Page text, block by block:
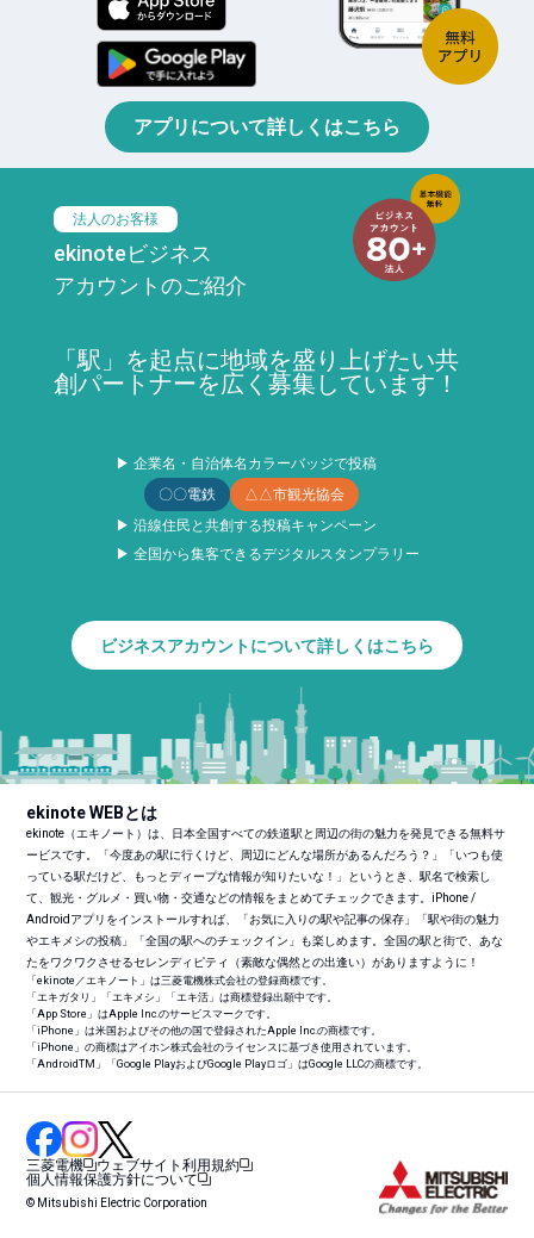
アプリについて詳しくはこちら
法人のお客様
ekinoteビジネス
アカウントのご紹介
「駅」を起点に地域を盛り上げたい共
創パートナーを広く募集しています！
▶ 企業名・自治体名カラーバッジで投稿
〇〇電鉄
△△市観光協会
▶ 沿線住民と共創する投稿キャンペーン
▶ 全国から集客できるデジタルスタンプラリー
ビジネスアカウントについて詳しくはこちら
ekinote WEBとは
ekinote（エキノート）は、日本全国すべての鉄道駅と周辺の街の魅力を発見できる無料サ
ービスです。「今度あの駅に行くけど、周辺にどんな場所があるんだろう？」「いつも使
っている駅だけど、もっとディープな情報が知りたいな！」というとき、駅名で検索し
て、観光・グルメ・買い物・交通などの情報をまとめてチェックできます。iPhone /
Androidアプリをインストールすれば、「お気に入りの駅や記事の保存」「駅や街の魅力
やエキメシの投稿」「全国の駅へのチェックイン」も楽しめます。全国の駅と街で、あな
たをワクワクさせるセレンディピティ（素敵な偶然との出逢い）がありますように！
「ekinote／エキノート」は三菱電機株式会社の登録商標です。
「エキガタリ」「エキメシ」「エキ活」は商標登録出願中です。
「App Store」はApple Inc.のサービスマークです。
「iPhone」は米国およびその他の国で登録されたApple Inc.の商標です。
「iPhone」の商標はアイホン株式会社のライセンスに基づき使用されています。
「AndroidTM 」「Google PlayおよびGoogle Playロゴ」はGoogle LLCの商標です。
三菱電機
ウェブサイト利用規約
個人情報保護方針について
© Mitsubishi Electric Corporation